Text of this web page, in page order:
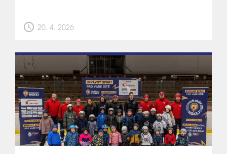
schedule 20. 4. 2026